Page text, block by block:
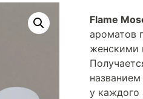
Flame
ароматов
женскими
у каждого